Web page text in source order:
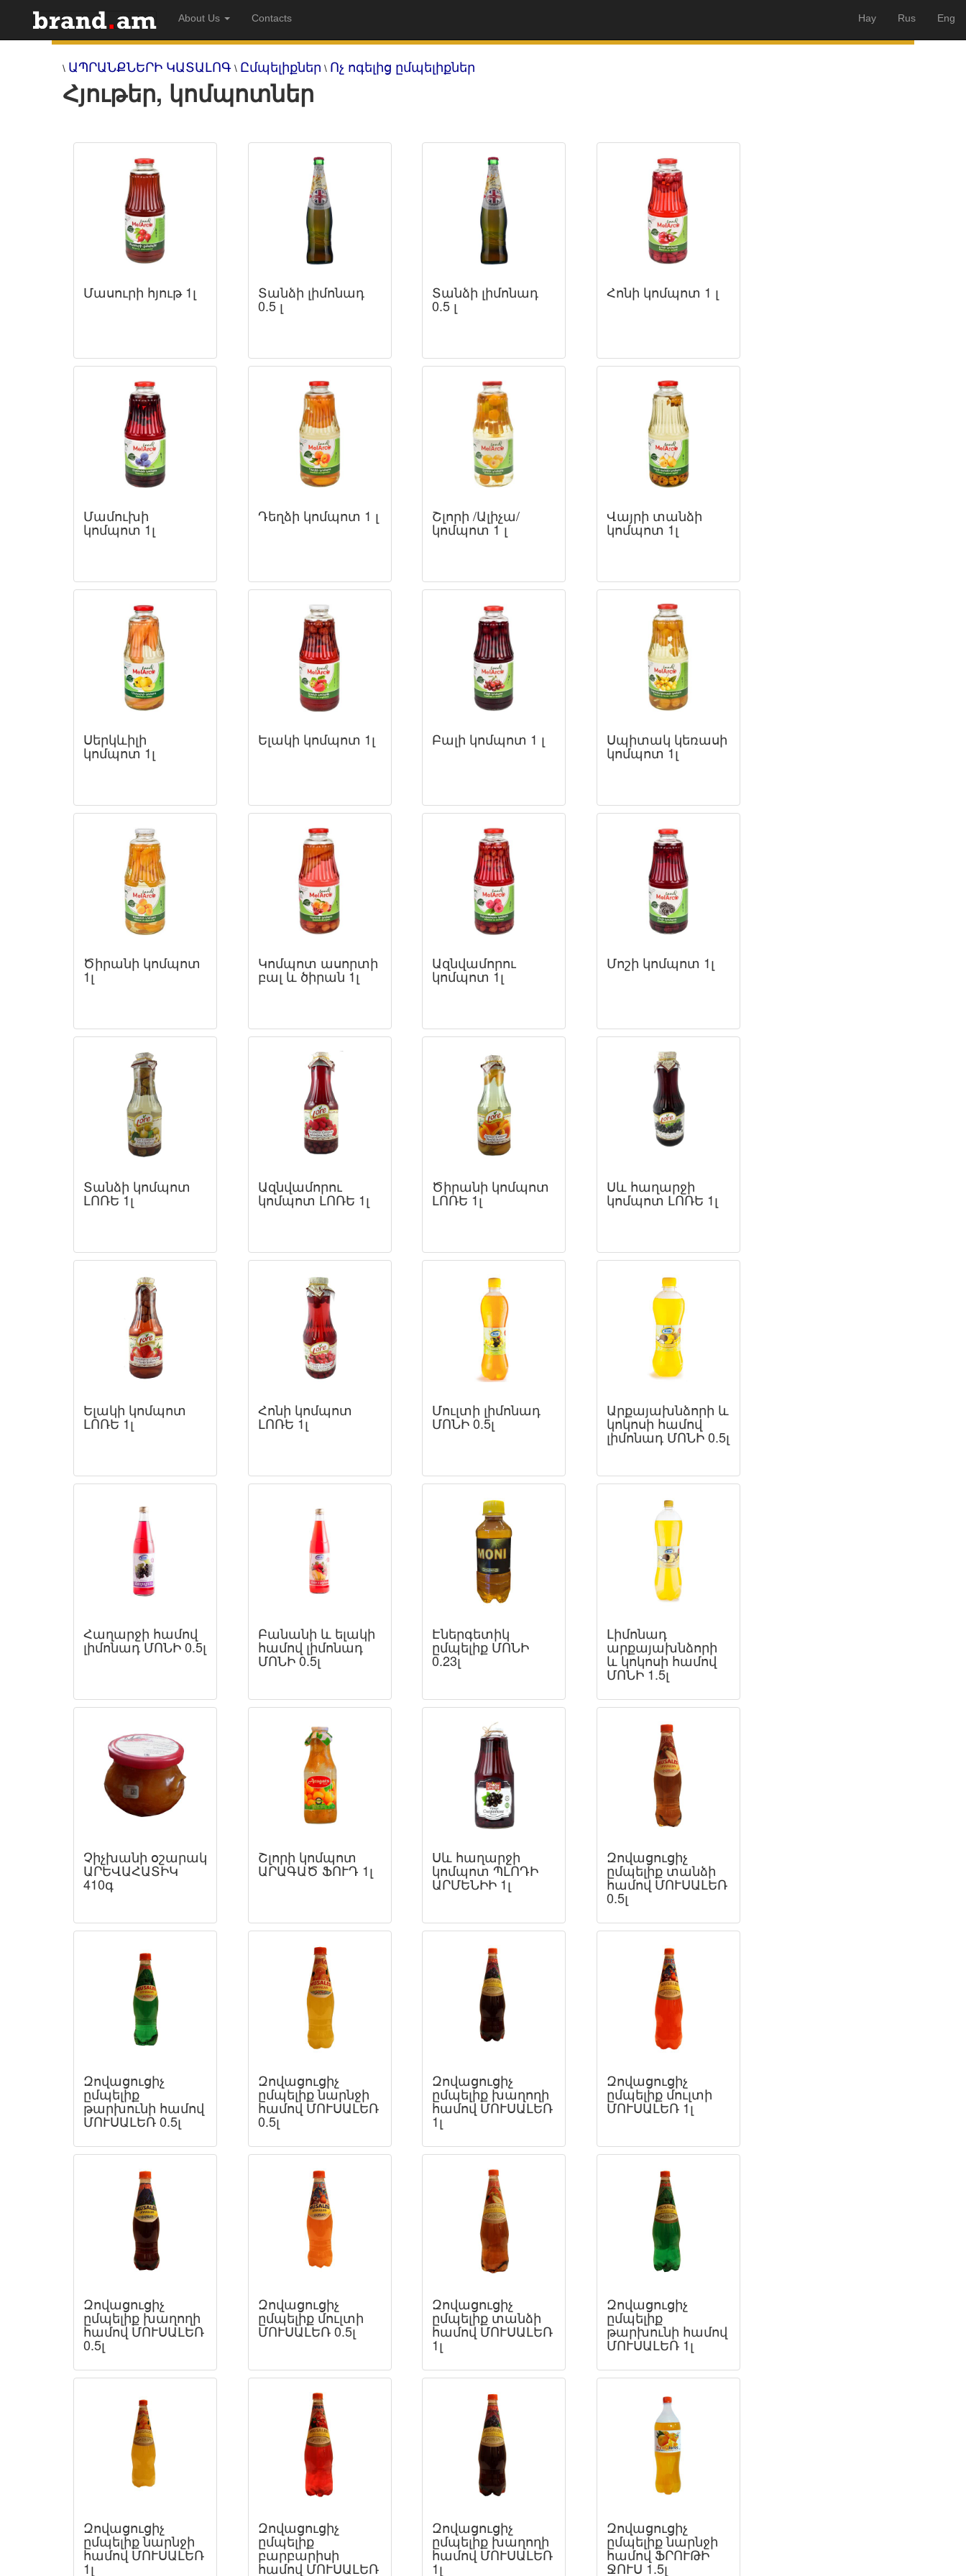
About Us Contacts Hay Rus Eng
\ ԱՊՐԱՆՔՆԵՐԻ ԿԱՏԱԼՈԳ \ Ըմպելիքներ \ Ոչ ոգելից ըմպելիքներ
Հյութեր, կոմպոտներ
Մասուրի հյութ 1լ Տանձի լիմոնադ
0.5 լ
Տանձի լիմոնադ
0.5 լ
Հոնի կոմպոտ 1 լ
Մամուխի
կոմպոտ 1լ
Դեղձի կոմպոտ 1 լ Շլորի /Ալիչա/
կոմպոտ 1 լ
Վայրի տանձի
կոմպոտ 1լ
Սերկևիլի
կոմպոտ 1լ
Ելակի կոմպոտ 1լ Բալի կոմպոտ 1 լ Սպիտակ կեռասի
կոմպոտ 1լ
Ծիրանի կոմպոտ
1լ
Կոմպոտ ասորտի
բալ և ծիրան 1լ
Ազնվամորու
կոմպոտ 1լ
Մոշի կոմպոտ 1լ
Տանձի կոմպոտ
ԼՈՌԵ 1լ
Ազնվամորու
կոմպոտ ԼՈՌԵ 1լ
Ծիրանի կոմպոտ
ԼՈՌԵ 1լ
Սև հաղարջի
կոմպոտ ԼՈՌԵ 1լ
Ելակի կոմպոտ
ԼՈՌԵ 1լ
Հոնի կոմպոտ
ԼՈՌԵ 1լ
Մուլտի լիմոնադ
ՄՈՆԻ 0.5լ
Արքայախնձորի և
կոկոսի համով
լիմոնադ ՄՈՆԻ 0.5լ
Հաղարջի համով
լիմոնադ ՄՈՆԻ 0.5լ
Բանանի և ելակի
համով լիմոնադ
ՄՈՆԻ 0.5լ
Էներգետիկ
ըմպելիք ՄՈՆԻ
0.23լ
Լիմոնադ
արքայախնձորի
և կոկոսի համով
ՄՈՆԻ 1.5լ
Չիչխանի օշարակ
ԱՐԵՎԱՀԱՏԻԿ
410գ
Շլորի կոմպոտ
ԱՐԱԳԱԾ ՖՈՒԴ 1լ
Սև հաղարջի
կոմպոտ ՊԼՈԴԻ
ԱՐՄԵՆԻԻ 1լ
Զովացուցիչ
ըմպելիք տանձի
համով ՄՈՒՍԱԼԵՌ
0.5լ
Զովացուցիչ
ըմպելիք
թարխունի համով
ՄՈՒՍԱԼԵՌ 0.5լ
Զովացուցիչ
ըմպելիք նարնջի
համով ՄՈՒՍԱԼԵՌ
0.5լ
Զովացուցիչ
ըմպելիք խաղողի
համով ՄՈՒՍԱԼԵՌ
1լ
Զովացուցիչ
ըմպելիք մուլտի
ՄՈՒՍԱԼԵՌ 1լ
Զովացուցիչ
ըմպելիք խաղողի
համով ՄՈՒՍԱԼԵՌ
0.5լ
Զովացուցիչ
ըմպելիք մուլտի
ՄՈՒՍԱԼԵՌ 0.5լ
Զովացուցիչ
ըմպելիք տանձի
համով ՄՈՒՍԱԼԵՌ
1լ
Զովացուցիչ
ըմպելիք
թարխունի համով
ՄՈՒՍԱԼԵՌ 1լ
Զովացուցիչ
ըմպելիք նարնջի
համով ՄՈՒՍԱԼԵՌ
1լ
Զովացուցիչ
ըմպելիք
բարբարիսի
համով ՄՈՒՍԱԼԵՌ
Զովացուցիչ
ըմպելիք խաղողի
համով ՄՈՒՍԱԼԵՌ
1լ
Զովացուցիչ
ըմպելիք նարնջի
համով ՖՐՈՒԹԻ
ՋՈՒՍ 1.5լ